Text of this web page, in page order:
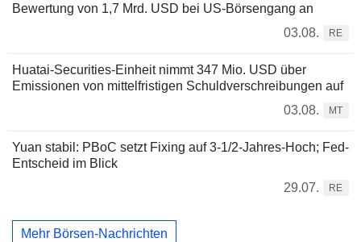
Bewertung von 1,7 Mrd. USD bei US-Börsengang an
03.08.
RE
Huatai-Securities-Einheit nimmt 347 Mio. USD über
Emissionen von mittelfristigen Schuldverschreibungen auf
03.08.
MT
Yuan stabil: PBoC setzt Fixing auf 3-1/2-Jahres-Hoch; Fed-
Entscheid im Blick
29.07.
RE
Mehr Börsen-Nachrichten